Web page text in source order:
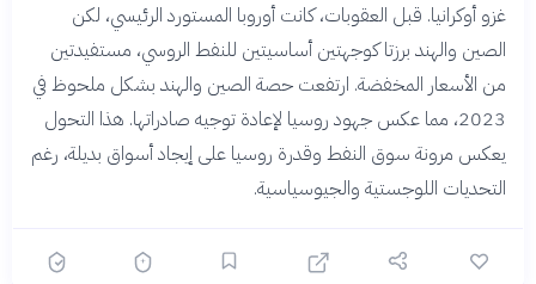
غزو أوكرانيا. قبل العقوبات، كانت أوروبا المستورد الرئيسي، لكن
الصين والهند برزتا كوجهتين أساسيتين للنفط الروسي، مستفيدتين
من الأسعار المخفضة. ارتفعت حصة الصين والهند بشكل ملحوظ في
2023، مما عكس جهود روسيا لإعادة توجيه صادراتها. هذا التحول
يعكس مرونة سوق النفط وقدرة روسيا على إيجاد أسواق بديلة، رغم
التحديات اللوجستية والجيوسياسية.